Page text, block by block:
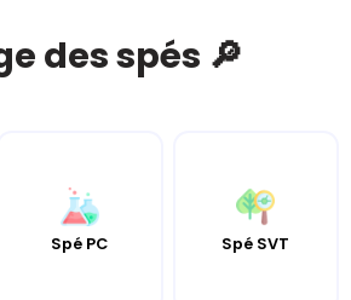
des spés 🔎
Spé PC Spé SVT